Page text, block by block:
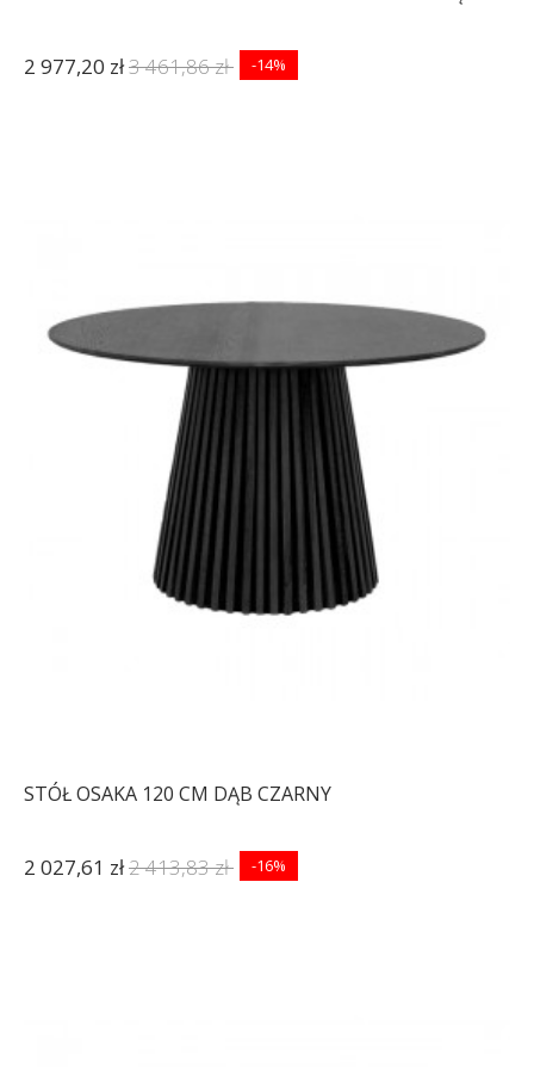
2 977,20 zł3 461,86 zł -14%
STÓŁ OSAKA 120 CM DĄB CZARNY
2 027,61 zł2 413,83 zł -16%